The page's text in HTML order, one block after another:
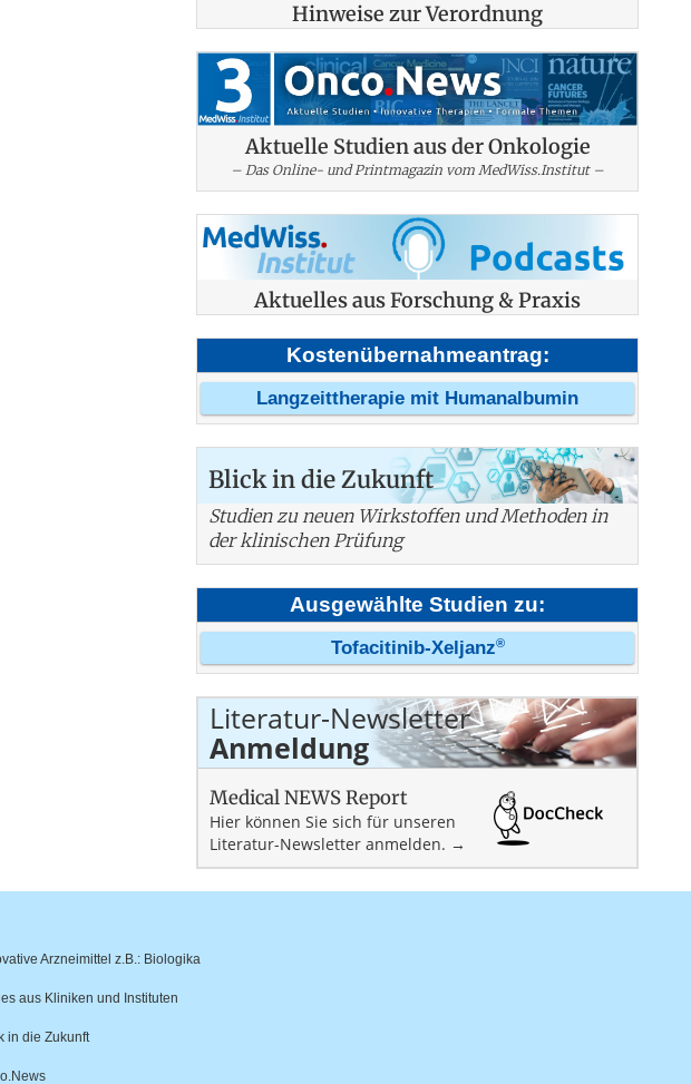
Hinweise zur Verordnung
Aktuelle Studien aus der Onkologie
– Das Online- und Printmagazin vom MedWiss.Institut –
Aktuelles aus Forschung & Praxis
Kostenübernahmeantrag:
Langzeittherapie mit Humanalbumin
Blick in die Zukunft
Studien zu neuen Wirkstoffen und Methoden in
der klinischen Prüfung
Ausgewählte Studien zu:
Tofacitinib-Xeljanz®
Literatur-Newsletter
Anmeldung
Medical NEWS Report
Hier können Sie sich für unseren
Literatur-Newsletter anmelden. →
Arzneimittel z.B.: Biologika
aus Kliniken und Instituten
in die Zukunft